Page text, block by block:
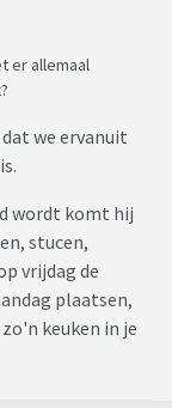
er allemaal
we ervanuit
wordt komt hij
stucen,
vrijdag de
plaatsen,
keuken in je